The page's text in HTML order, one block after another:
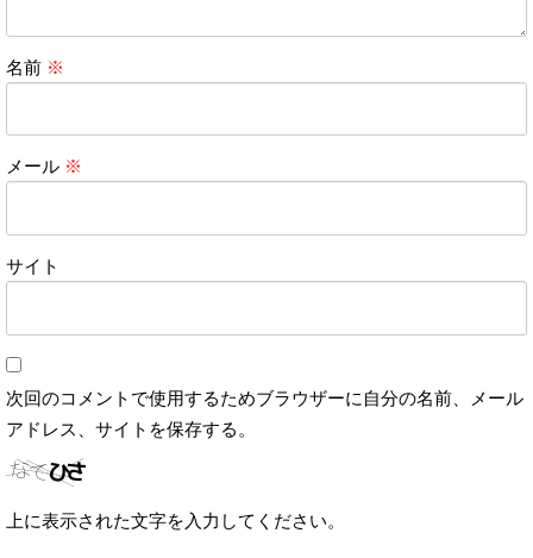
名前 ※
メール ※
サイト
次回のコメントで使用するためブラウザーに自分の名前、メール
アドレス、サイトを保存する。
上に表示された文字を入力してください。